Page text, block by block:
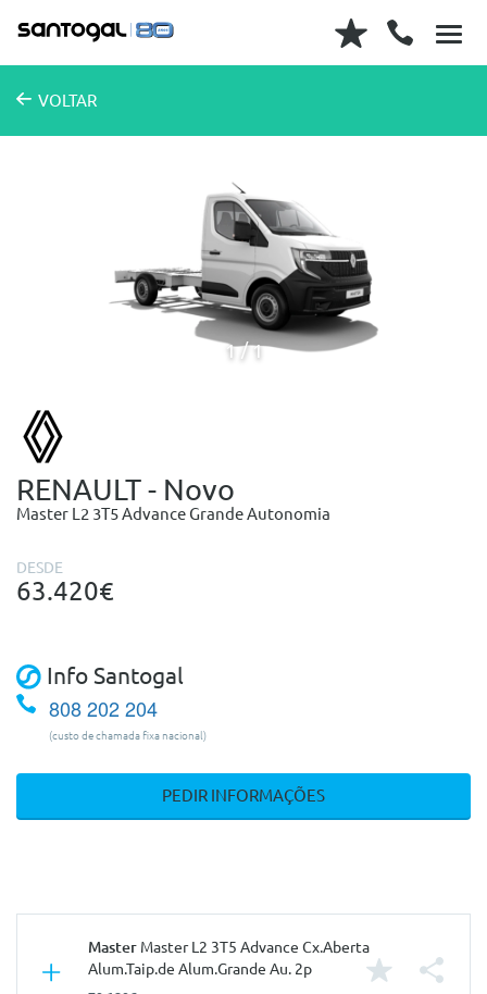
VOLTAR
1 1
RENAULT - Novo
Master L2 3T5 Advance Grande Autonomia
DESDE
63.420€
Info Santogal
808 202 204
(custo de chamada fixa nacional)
PEDIR INFORMAÇÕES
Master Master L2 3T5 Advance Cx.Aberta
Alum.Taip.de Alum.Grande Au. 2p